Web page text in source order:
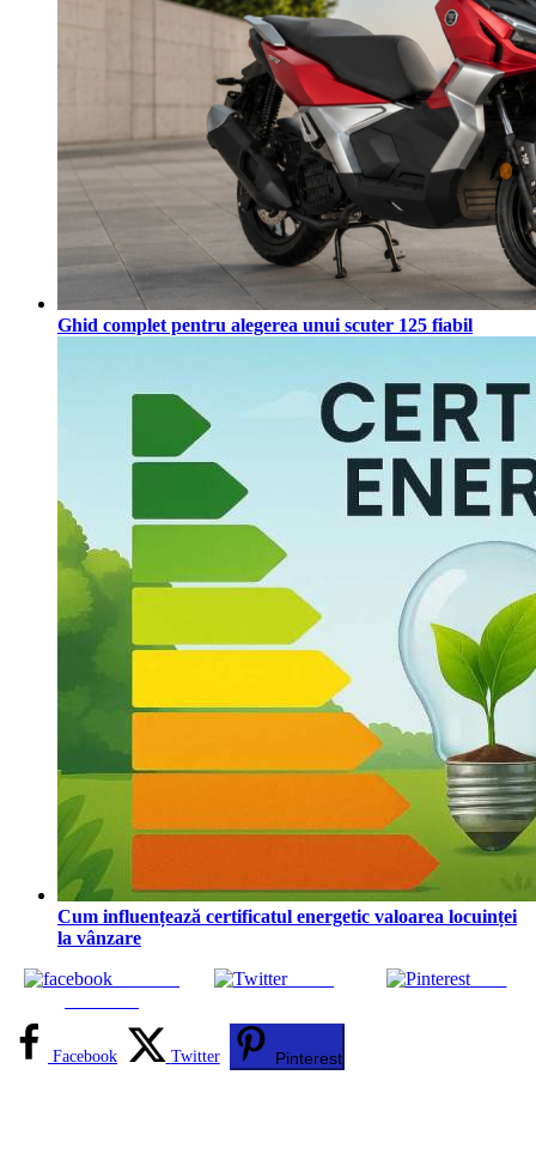
Ghid complet pentru alegerea unui scuter 125 fiabil
Cum influențează certificatul energetic valoarea locuinței
la vânzare
Tweet Save
Facebook Twitter Pinterest